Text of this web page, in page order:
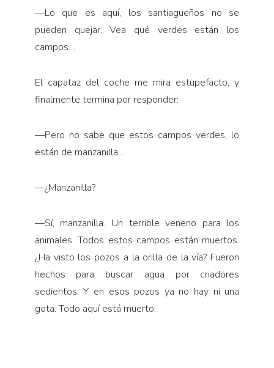
—Lo que es aquí, los santiagueños no se
pueden quejar. Vea qué verdes están los
campos…
El capataz del coche me mira estupefacto, y
finalmente termina por responder:
—Pero no sabe que estos campos verdes, lo
están de manzanilla…
—¿Manzanilla?
—Sí, manzanilla. Un terrible veneno para los
animales. Todos estos campos están muertos.
¿Ha visto los pozos a la orilla de la vía? Fueron
hechos para buscar agua por criadores
sedientos. Y en esos pozos ya no hay ni una
gota. Todo aquí está muerto.